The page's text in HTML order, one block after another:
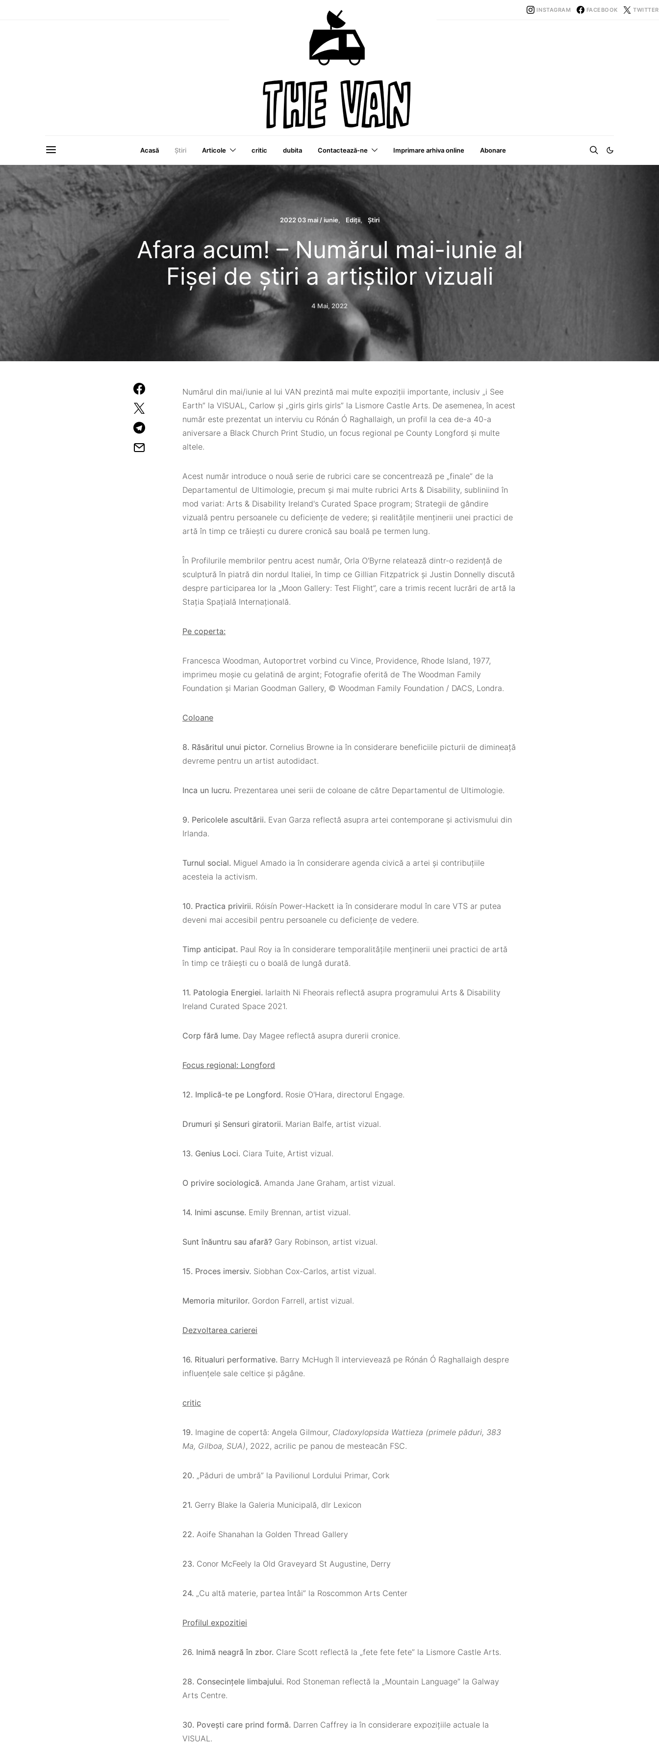
INSTAGRAM FACEBOOK TWITTER
o Publicație VAI
Acasă Ştiri Articole critic dubita Contactează-ne Imprimare arhiva online Abonare
2022 03 mai / iunie Ediții Ştiri
Afara acum! – Numărul mai-iunie al
Fișei de știri a artiștilor vizuali
4 Mai, 2022
Numărul din mai/iunie al lui VAN prezintă mai multe expoziții importante, inclusiv „i See
Earth” la VISUAL, Carlow și „girls girls girls” la Lismore Castle Arts. De asemenea, în acest
număr este prezentat un interviu cu Rónán Ó Raghallaigh, un profil la cea de-a 40-a
aniversare a Black Church Print Studio, un focus regional pe County Longford și multe
altele.
Acest număr introduce o nouă serie de rubrici care se concentrează pe „finale” de la
Departamentul de Ultimologie, precum și mai multe rubrici Arts & Disability, subliniind în
mod variat: Arts & Disability Ireland's Curated Space program; Strategii de gândire
vizuală pentru persoanele cu deficiențe de vedere; și realitățile menținerii unei practici de
artă în timp ce trăiești cu durere cronică sau boală pe termen lung.
În Profilurile membrilor pentru acest număr, Orla O'Byrne relatează dintr-o rezidență de
sculptură în piatră din nordul Italiei, în timp ce Gillian Fitzpatrick și Justin Donnelly discută
despre participarea lor la „Moon Gallery: Test Flight”, care a trimis recent lucrări de artă la
Stația Spațială Internațională.
Pe coperta:
Francesca Woodman, Autoportret vorbind cu Vince, Providence, Rhode Island, 1977,
imprimeu moșie cu gelatină de argint; Fotografie oferită de The Woodman Family
Foundation și Marian Goodman Gallery, © Woodman Family Foundation / DACS, Londra.
Coloane
8. Răsăritul unui pictor. Cornelius Browne ia în considerare beneficiile picturii de dimineață
devreme pentru un artist autodidact.
Inca un lucru. Prezentarea unei serii de coloane de către Departamentul de Ultimologie.
9. Pericolele ascultării. Evan Garza reflectă asupra artei contemporane și activismului din
Irlanda.
Turnul social. Miguel Amado ia în considerare agenda civică a artei și contribuțiile
acesteia la activism.
10. Practica privirii. Róisín Power-Hackett ia în considerare modul în care VTS ar putea
deveni mai accesibil pentru persoanele cu deficiențe de vedere.
Timp anticipat. Paul Roy ia în considerare temporalitățile menținerii unei practici de artă
în timp ce trăiești cu o boală de lungă durată.
11. Patologia Energiei. Iarlaith Ni Fheorais reflectă asupra programului Arts & Disability
Ireland Curated Space 2021.
Corp fără lume. Day Magee reflectă asupra durerii cronice.
Focus regional: Longford
12. Implică-te pe Longford. Rosie O'Hara, directorul Engage.
Drumuri și Sensuri giratorii. Marian Balfe, artist vizual.
13. Genius Loci. Ciara Tuite, Artist vizual.
O privire sociologică. Amanda Jane Graham, artist vizual.
14. Inimi ascunse. Emily Brennan, artist vizual.
Sunt înăuntru sau afară? Gary Robinson, artist vizual.
15. Proces imersiv. Siobhan Cox-Carlos, artist vizual.
Memoria miturilor. Gordon Farrell, artist vizual.
Dezvoltarea carierei
16. Ritualuri performative. Barry McHugh îl intervievează pe Rónán Ó Raghallaigh despre
influențele sale celtice și păgâne.
critic
19. Imagine de copertă: Angela Gilmour, Cladoxylopsida Wattieza (primele păduri, 383
Ma, Gilboa, SUA), 2022, acrilic pe panou de mesteacăn FSC.
20. „Păduri de umbră” la Pavilionul Lordului Primar, Cork
21. Gerry Blake la Galeria Municipală, dlr Lexicon
22. Aoife Shanahan la Golden Thread Gallery
23. Conor McFeely la Old Graveyard St Augustine, Derry
24. „Cu altă materie, partea întâi” la Roscommon Arts Center
Profilul expozitiei
26. Inimă neagră în zbor. Clare Scott reflectă la „fete fete fete” la Lismore Castle Arts.
28. Consecințele limbajului. Rod Stoneman reflectă la „Mountain Language” la Galway
Arts Centre.
30. Povești care prind formă. Darren Caffrey ia în considerare expozițiile actuale la
VISUAL.